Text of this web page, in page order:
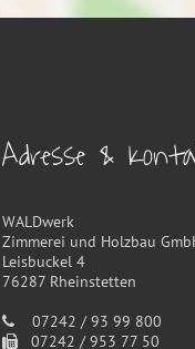
Adresse &
WALDwerk
Zimmerei und Holzbau
Leisbuckel 4
76287 Rheinstetten
07242 / 93 99 800
07242 / 953 77 50